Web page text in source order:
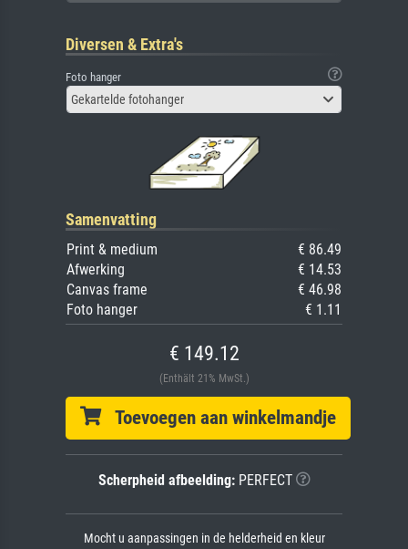
Diversen & Extra's
Foto hanger
Gekartelde fotohanger
Samenvatting
Print & medium
€ 86.49
Afwerking
€ 14.53
Canvas frame
€ 46.98
Foto hanger
€ 1.11
€ 149.12
(Enthält 21% MwSt.)
Toevoegen aan winkelmandje
Scherpheid afbeelding:PERFECT
Mocht u aanpassingen in de helderheid en kleur